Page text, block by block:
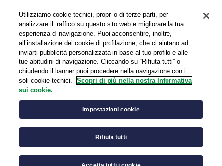
EN
IL MIO PRESS KIT
Autostrade dello Stato e
Politecnico di Torino: nuova
Partnership per l’innovazione e
la sicurezza.
Utilizziamo cookie tecnici, propri o di terze parti, per
analizzare il traffico su questo sito web e migliorare la tua
esperienza di navigazione. Puoi acconsentire, inoltre,
all’installazione dei cookie di profilazione, che ci aiutano ad
inviarti pubblicità personalizzata in base al tuo profilo e alle
tue abitudini di navigazione. Cliccando su “Rifiuta tutti” o
chiudendo il banner puoi procedere nella navigazione con i
soli cookie tecnici.
Scopri di più nella nostra Informativa
sui cookie.
Impostazioni cookie
Rifiuta tutti